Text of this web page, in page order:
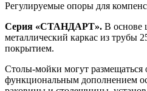
Регулируемые опоры для
Серия «СТАНДАРТ». В основе
металлический каркас из трубы
покрытием.
Столы-мойки могут размещаться
функциональным дополнением